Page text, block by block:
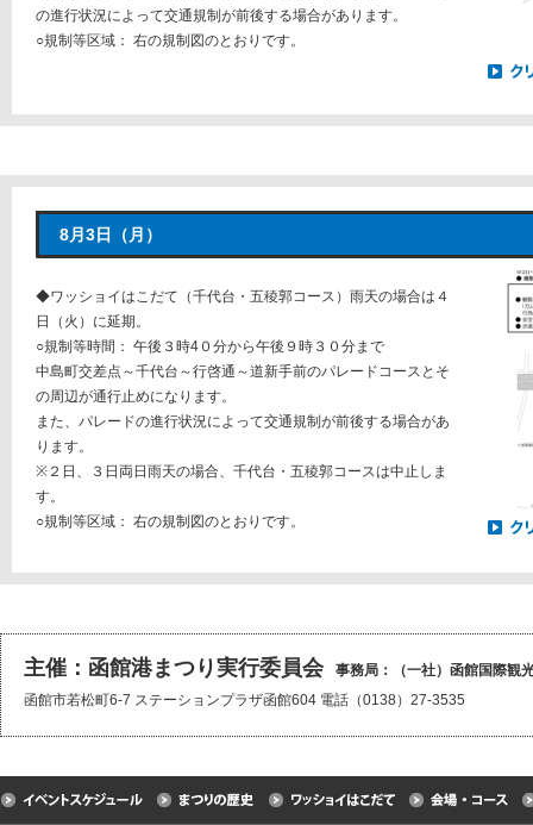
の進行状況によって交通規制が前後する場合があります。
○規制等区域： 右の規制図のとおりです。
8月3日（月）
◆ワッショイはこだて（千代台・五稜郭コース）雨天の場合は４
日（火）に延期。
○規制等時間： 午後３時4０分から午後９時３０分まで
中島町交差点～千代台～行啓通～道新手前のパレードコースとそ
の周辺が通行止めになります。
また、パレードの進行状況によって交通規制が前後する場合があ
ります。
※２日、３日両日雨天の場合、千代台・五稜郭コースは中止しま
す。
○規制等区域： 右の規制図のとおりです。
主催：函館港まつり実行委員会
事務局：（一社）函館国際観
函館市若松町6-7 ステーションプラザ函館604 電話（0138）27-3535